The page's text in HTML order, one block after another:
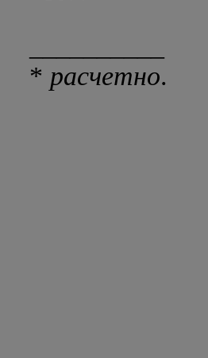
* расчетно.